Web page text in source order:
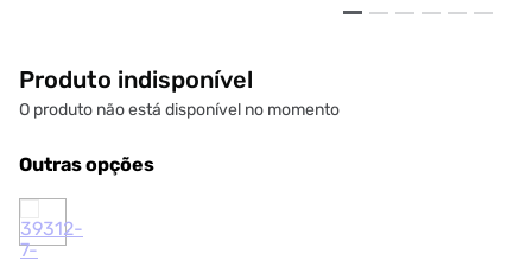
Produto indisponível
O produto não está disponível no momento
Outras opções